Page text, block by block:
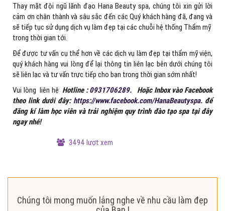
Thay mặt đội ngũ lãnh đạo Hana Beauty spa, chúng tôi xin gửi lời
cảm ơn chân thành và sâu sắc đến các Quý khách hàng đã, đang và
sẽ tiếp tục sử dụng dịch vụ làm đẹp tại các chuỗi hệ thống Thẩm mỹ
trong thời gian tới.
Để được tư vấn cụ thể hơn về các dịch vụ làm đẹp tại thẩm mỹ viện,
quý khách hàng vui lòng để lại thông tin liên lạc bên dưới chúng tôi
sẽ liên lạc và tư vấn trực tiếp cho bạn trong thời gian sớm nhất!
Vui lòng liên hệ Hotline :0931706289.
Hoặc Inbox vào Facebook
theo link dưới đây: https://www.facebook.com/HanaBeautyspa. để
đăng kí làm học viên và trải nghiệm quy trình đào tạo spa tại đây
ngay nhé!
3494 lượt xem
Chúng tôi mong muốn lắng nghe về nhu cầu làm đẹp